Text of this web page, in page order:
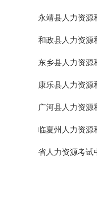
永靖县人力资源和
和政县人力资源和
东乡县人力资源和
康乐县人力资源和
广河县人力资源和
临夏州人力资源和
省人力资源考试中